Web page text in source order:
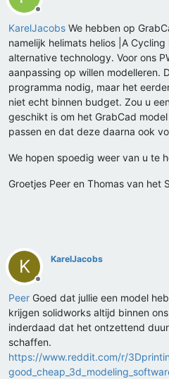
Offline
KarelJacobs We hebben op
namelijk helimats helios |A
alternative technology. Voor ons
aanpassing op willen modelleren.
programma nodig, maar het
niet echt binnen budget. Zou u
geschikt is om het GrabCad
passen en dat deze daarna ook
We hopen spoedig weer van u te
Groetjes Peer en Thomas van het
K
Offline
KarelJacobs
Peer Goed dat jullie een model
krijgen solidworks altijd binnen
inderdaad dat het ontzettend
schaffen.
https://www.reddit.com/r/